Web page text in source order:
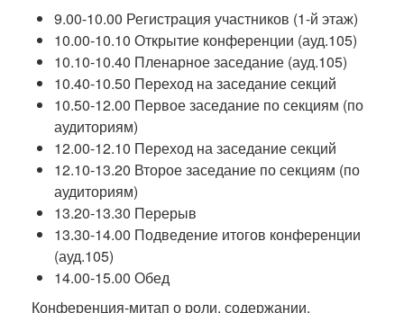
9.00-10.00 Регистрация участников (1-й этаж)
10.00-10.10 Открытие конференции (ауд.105)
10.10-10.40 Пленарное заседание (ауд.105)
10.40-10.50 Переход на заседание секций
10.50-12.00 Первое заседание по секциям (по
аудиториям)
12.00-12.10 Переход на заседание секций
12.10-13.20 Второе заседание по секциям (по
аудиториям)
13.20-13.30 Перерыв
13.30-14.00 Подведение итогов конференции
(ауд.105)
14.00-15.00 Обед
Конференция-митап о роли, содержании,